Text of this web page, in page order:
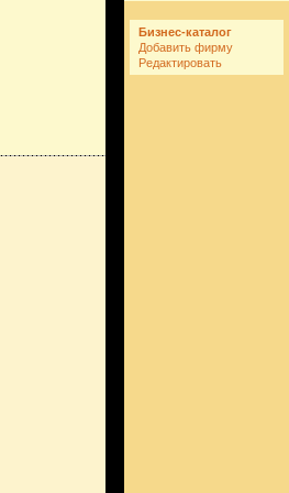
Бизнес-каталог
Добавить фирму
Редактировать